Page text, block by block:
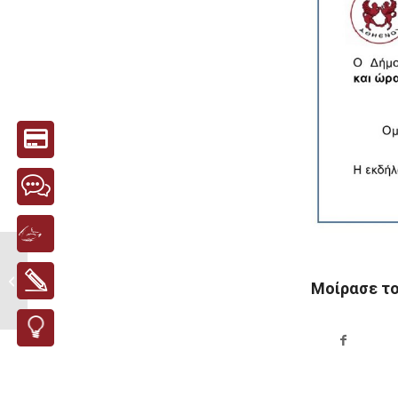
Μοίρασε
Environmental Risk
Management
Information Service:
Floods Εναρκτήρια...